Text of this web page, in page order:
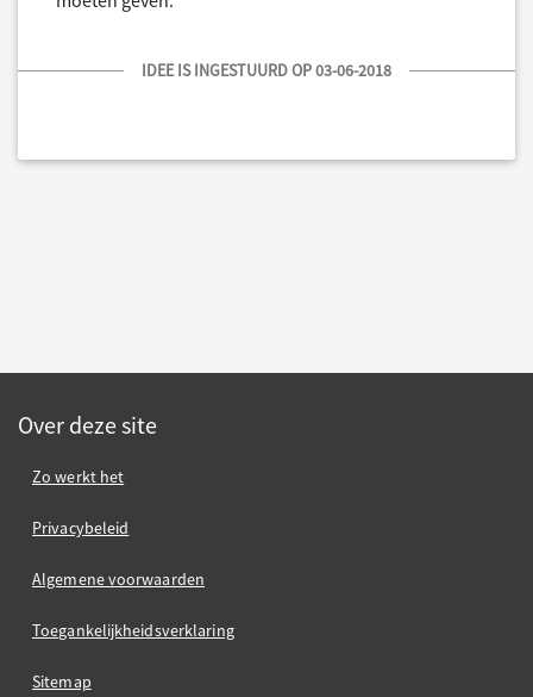
IDEE IS INGESTUURD OP 03-06-2018
Over deze site
Zo werkt het
Privacybeleid
Algemene voorwaarden
Toegankelijkheidsverklaring
Sitemap